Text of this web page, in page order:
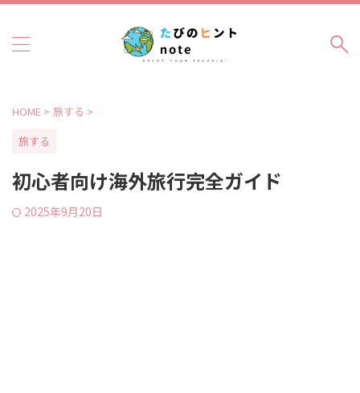
HOME > 旅する >
旅する
初心者向け海外旅行完全ガイド
2025年9月20日